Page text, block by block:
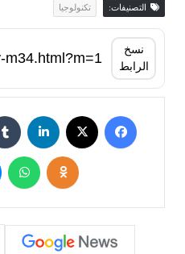
التصنيفات: تكنولوجيا
نسخ
الرابط